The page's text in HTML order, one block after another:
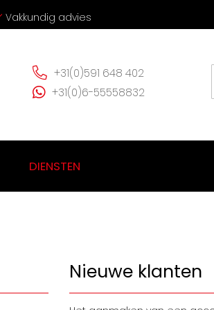
Vakkundig advies
+31(0)591 648 402
+31(0)6-55558832
DIENSTEN
Nieuwe klanten